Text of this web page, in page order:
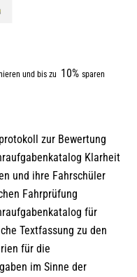
und bis zu 10% sparen
zur Bewertung
Klarheit
und ihre Fahrschüler
Fahrprüfung
für
Textfassung zu den
für die
im Sinne der